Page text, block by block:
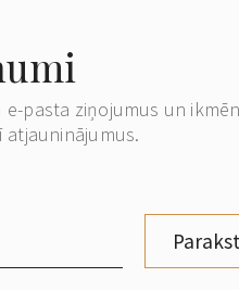
pasta ziņojumus un
atjauninājumus.